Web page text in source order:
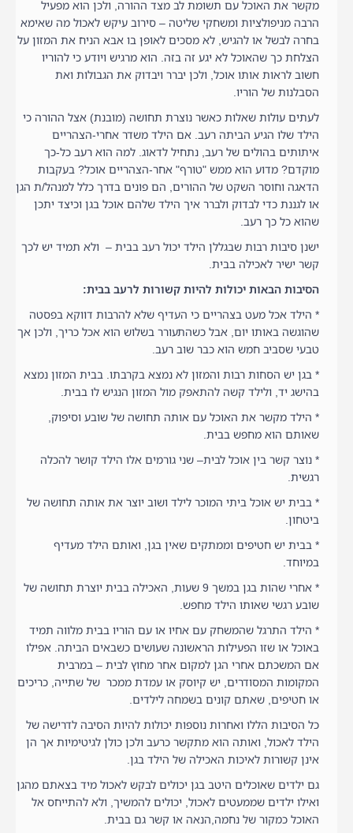
מקשר את האוכל עם תשומת לב מצד ההורה, ולכן הוא מפעיל
הרבה מניפולציות ומשחקי שליטה – סירוב עיקש לאכול מה שאימא
בחרה לבשל או להגיש, לא מסכים לאופן בו אבא הניח את המזון על
הצלחת כך שהאוכל לא יגע זה בזה. הוא מרגיש ויודע כי להוריו
חשוב לראות אותו אוכל, ולכן יברר ויבדוק את הגבולות ואת
הסבלנות של הוריו.
לעתים עולות שאלות כאשר נוצרת תחושה (מובנת) אצל ההורה כי
הילד שלו הגיע הביתה רעב. אם הילד משדר אחרי-הצהריים
איתותים בהולים של רעב, נתחיל לדאוג. למה הוא רעב כל-כך
מוקדם? מדוע הוא ממש "טורף" אחר-הצהריים אוכל? בעקבות
הדאגה וחוסר השקט של ההורים, הם פונים בדרך כלל למנהל/ת הגן
או לגננת כדי לבדוק ולברר איך הילד שלהם אוכל בגן וכיצד יתכן
שהוא כל כך רעב.
ישנן סיבות רבות שבגללן הילד יכול רעב בבית – ולא תמיד יש לכך
קשר ישיר לאכילה בבית.
הסיבות הבאות יכולות להיות קשורות לרעב בבית:
* הילד אכל מעט בצהריים כי העדיף שלא להרבות דווקא בפסטה
שהוגשה באותו יום, אבל כשהתעורר בשלוש הוא אכל כריך, ולכן אך
טבעי שסביב חמש הוא כבר שוב רעב.
* בגן יש הסחות רבות והמזון לא נמצא בקרבתו. בבית המזון נמצא
בהישג יד, ולילד קשה להתאפק מול המזון הנגיש לו בבית.
* הילד מקשר את האוכל עם אותה תחושה של שובע וסיפוק,
שאותם הוא מחפש בבית.
* נוצר קשר בין אוכל לבית– שני גורמים אלו הילד קושר להכלה
רגשית.
* בבית יש אוכל ביתי המוכר לילד ושוב יוצר את אותה תחושה של
ביטחון.
* בבית יש חטיפים וממתקים שאין בגן, ואותם הילד מעדיף
במיוחד.
* אחרי שהות בגן במשך 9 שעות, האכילה בבית יוצרת תחושה של
שובע רגשי שאותו הילד מחפש.
* הילד התרגל שהמשחק עם אחיו או עם הוריו בבית מלווה תמיד
באוכל או שזו הפעילות הראשונה שעושים כשבאים הביתה. אפילו
אם המשכתם אחרי הגן למקום אחר מחוץ לבית – במרבית
המקומות המסודרים, יש קיוסק או עמדת ממכר של שתייה, כריכים
או חטיפים, שאתם קונים בשמחה לילדים.
כל הסיבות הללו ואחרות נוספות יכולות להיות הסיבה לדרישה של
הילד לאכול, ואותה הוא מתקשר כרעב ולכן כולן לגיטימיות אך הן
אינן קשורות לאיכות האכילה של הילד בגן.
גם ילדים שאוכלים היטב בגן יכולים לבקש לאכול מיד בצאתם מהגן
ואילו ילדים שממעטים לאכול, יכולים להמשיך, ולא להתייחס אל
האוכל כמקור של נחמה,הנאה או קשר גם בבית.